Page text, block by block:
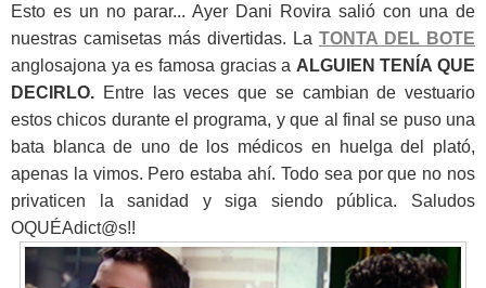
Esto es un no parar... Ayer Dani Rovira salió con una de
nuestras camisetas más divertidas. La TONTA DEL BOTE
anglosajona ya es famosa gracias a ALGUIEN TENÍA QUE
DECIRLO. Entre las veces que se cambian de vestuario
estos chicos durante el programa, y que al final se puso una
bata blanca de uno de los médicos en huelga del plató,
apenas la vimos. Pero estaba ahí. Todo sea por que no nos
privaticen la sanidad y siga siendo pública. Saludos
OQUÉAdict@s!!